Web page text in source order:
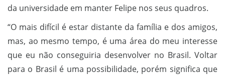
da universidade em manter Felipe nos seus quadros.
“O mais difícil é estar distante da família e dos amigos,
mas, ao mesmo tempo, é uma área do meu interesse
que eu não conseguiria desenvolver no Brasil. Voltar
para o Brasil é uma possibilidade, porém significa que